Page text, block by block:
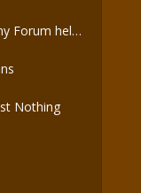
Forum held
Nothing